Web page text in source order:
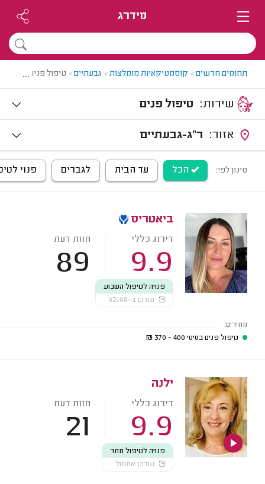
מידרג
תחומים חדשים> קוסמטיקאיות מומלצות> גבעתיים> טיפול פנים...
טיפול פנים
ר"ג-גבעתיים
סינון לפי: הכל עד הבית לגברים פנוי
ביאטריס
דירוג כללי
9.9
חוות דעת
89
פנויה לטיפול השבוע
עודכן ב-02/08
מחירים:
טיפול פנים בסיסי 400 - 370
₪
ילנה
דירוג כללי
9.9
חוות דעת
21
פנויה לטיפול מחר
עודכן אתמול